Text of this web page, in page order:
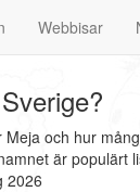
Webbisar
och hur
är
2026